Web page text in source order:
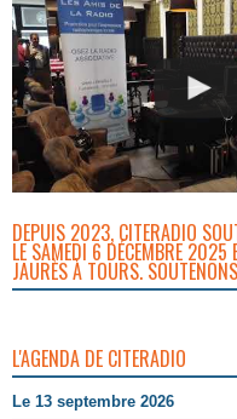
DEPUIS 2023, CITERADIO
LE SAMEDI 6 DÉCEMBRE 2025
JAURÈS À TOURS.
L'AGENDA DE CITERADIO
Le 13 septembre 2026